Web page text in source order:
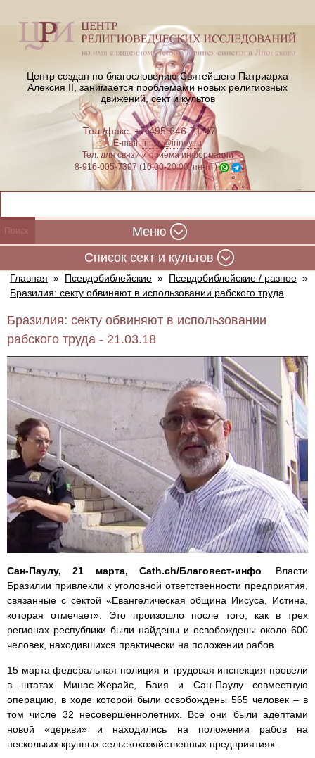
Центр создан по благословению Святейшего Патриарха
Алексия II, занимается проблемами новых религиозных
движений, сект и культов
Тел./факс: +7-495-646-71-47
E-mail:iriney@iriney.ru
Тел. для связи и приёма информации
8-916-005-7397 (10:00-20:00, пн-пт)
Меню
Cписок сект и культов
Главная » Псевдобиблейские » Псевдобиблейские / разное »
Бразилия: секту обвиняют в использовании рабского труда
Бразилия: секту обвиняют в использовании
рабского труда - 21.03.18
Сан-Паулу, 21 марта, Cath.ch/Благовест-инфо . Власти
Бразилии привлекли к уголовной ответственности предприятия,
связанные с сектой «Евангелическая община Иисуса, Истина,
которая отмечает». Это произошло после того, как в трех
регионах республики были найдены и освобождены около 600
человек, находившихся практически на положении рабов.
15 марта федеральная полиция и трудовая инспекция провели
в штатах Минас-Жерайс, Баия и Сан-Паулу совместную
операцию, в ходе которой были освобождены 565 человек – в
том числе 32 несовершеннолетних. Все они были адептами
новой «церкви» и находились на положении рабов на
нескольких крупных сельскохозяйственных предприятиях.